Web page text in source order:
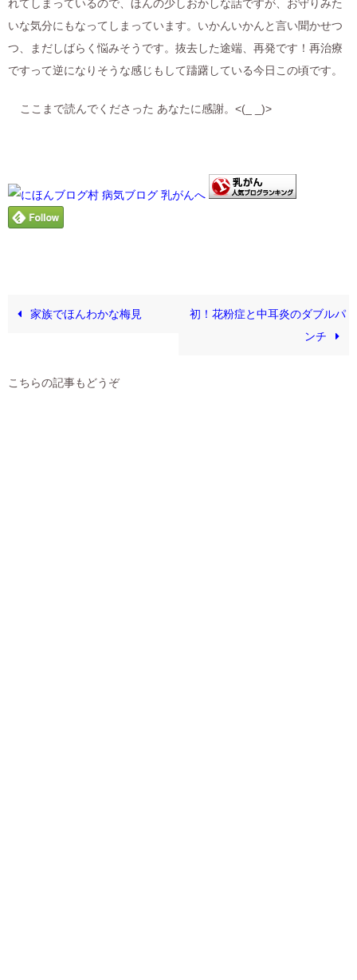
れてしまっているので、ほんの少しおかしな話ですが、お守りみた
いな気分にもなってしまっています。いかんいかんと言い聞かせつ
つ、まだしばらく悩みそうです。抜去した途端、再発です！再治療
ですって逆になりそうな感じもして躊躇している今日この頃です。
ここまで読んでくださった あなたに感謝。<(_ _)>
家族でほんわかな梅見
初！花粉症と中耳炎のダブルパ
ンチ
こちらの記事もどうぞ